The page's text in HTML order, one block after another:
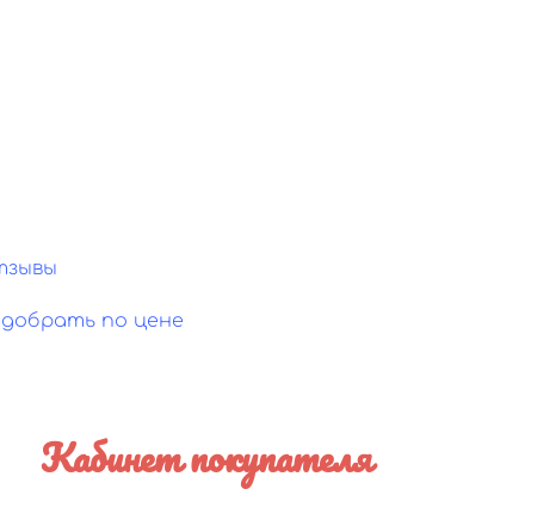
по цене
Кабинет покупателя